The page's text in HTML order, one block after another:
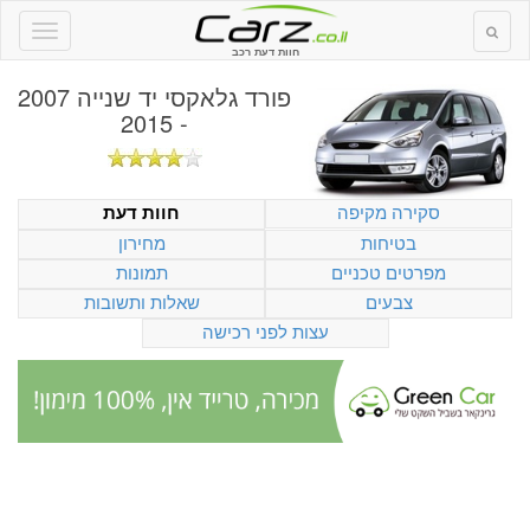
חוות דעת רכב
פורד גלאקסי יד שנייה 2007
- 2015
סקירה מקיפה
חוות דעת
בטיחות
מחירון
מפרטים טכניים
תמונות
צבעים
שאלות ותשובות
עצות לפני רכישה